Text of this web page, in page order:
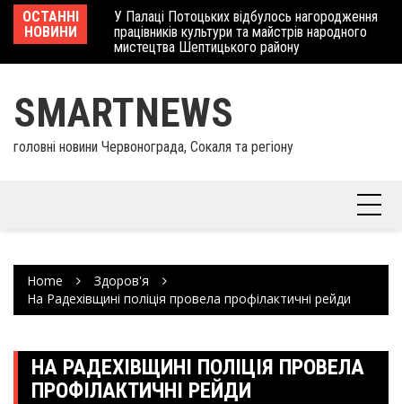
Skip
content
ОСТАННІ
НОВИНИ
У Палаці Потоцьких відбулось нагородження
працівників культури та майстрів народного
мистецтва Шептицького району
SMARTNEWS
головні новини Червонограда, Сокаля та регіону
Home
Здоров'я
На Радехівщині поліція провела профілактичні рейди
НА РАДЕХІВЩИНІ ПОЛІЦІЯ ПРОВЕЛА
ПРОФІЛАКТИЧНІ РЕЙДИ